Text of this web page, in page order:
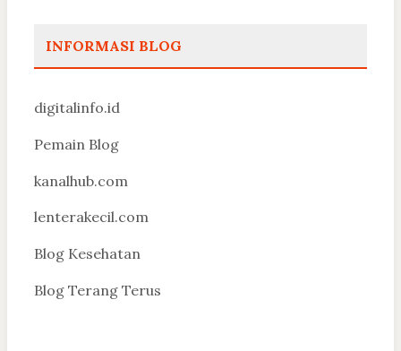
INFORMASI BLOG
digitalinfo.id
Pemain Blog
kanalhub.com
lenterakecil.com
Blog Kesehatan
Blog Terang Terus